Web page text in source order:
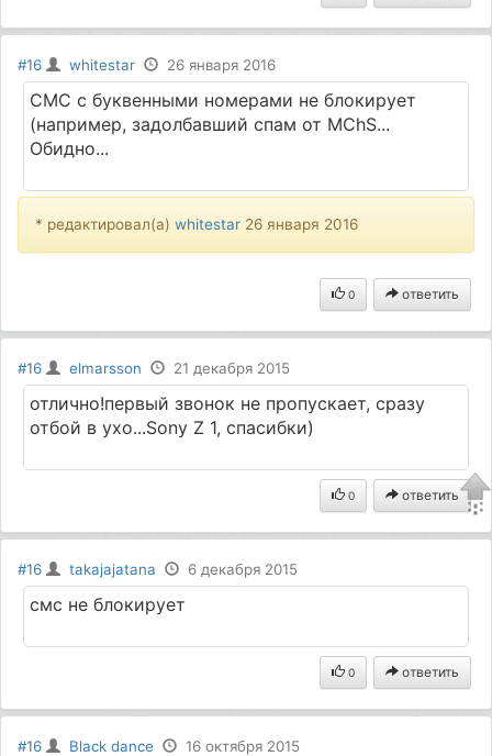
#16 whitestar 26 января 2016
СМС с буквенными номерами не блокирует
(например, задолбавший спам от MChS...
Обидно...
* редактировал(а)whitestar 26 января 2016
0 ответить
#16 elmarsson 21 декабря 2015
отлично!первый звонок не пропускает, сразу
отбой в ухо...Sony Z 1, спасибки)
0 ответить
#16 takajajatana 6 декабря 2015
смс не блокирует
0 ответить
#16 Black dance 16 октября 2015